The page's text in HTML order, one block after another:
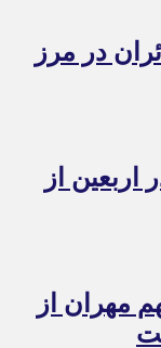
در مرز
اربعین از
مهران از